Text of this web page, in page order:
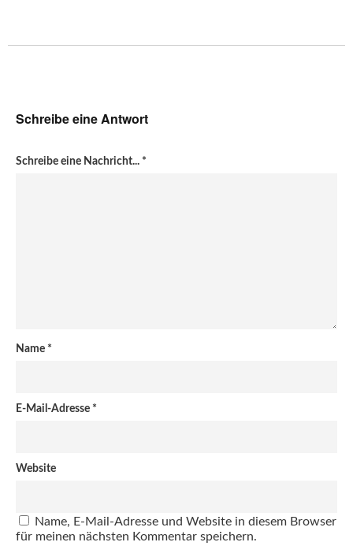
Schreibe eine Antwort
Schreibe eine Nachricht... *
Name *
E-Mail-Adresse *
Website
Name, E-Mail-Adresse und Website in diesem Browser
für meinen nächsten Kommentar speichern.